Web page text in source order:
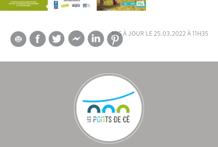
mis à jour le 25.03.2022 à 11h35